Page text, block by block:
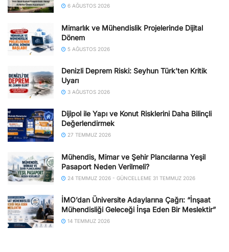
6 AĞUSTOS 2026
Mimarlık ve Mühendislik Projelerinde Dijital
Dönem
5 AĞUSTOS 2026
Denizli Deprem Riski: Seyhun Türk’ten Kritik
Uyarı
3 AĞUSTOS 2026
Dijipol ile Yapı ve Konut Risklerini Daha Bilinçli
Değerlendirmek
27 TEMMUZ 2026
Mühendis, Mimar ve Şehir Plancılarına Yeşil
Pasaport Neden Verilmeli?
24 TEMMUZ 2026 - GÜNCELLEME 31 TEMMUZ 2026
İMO’dan Üniversite Adaylarına Çağrı: “İnşaat
Mühendisliği Geleceği İnşa Eden Bir Meslektir”
14 TEMMUZ 2026